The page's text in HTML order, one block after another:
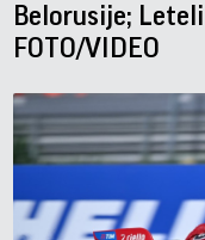
Belorusije;
FOTO/VIDEO